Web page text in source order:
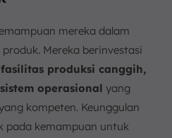
mereka dalam
Mereka berinvestasi
fasilitas produksi canggih,
operasional yang
kompeten. Keunggulan
pada kemampuan untuk